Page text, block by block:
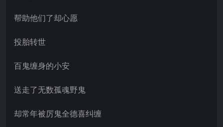
帮助他们了却心愿
投胎转世
百鬼缠身的小安
送走了无数孤魂野鬼
却常年被厉鬼全德喜纠缠